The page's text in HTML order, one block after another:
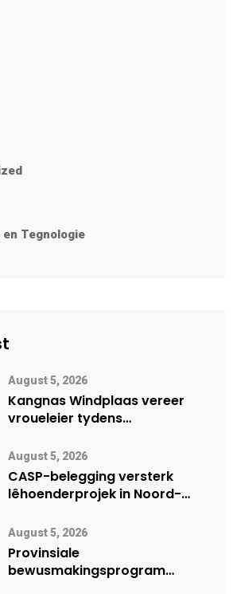
en Tegnologie
August 5, 2026
Kangnas Windplaas vereer
vroueleier tydens
August 5, 2026
CASP-belegging versterk
lêhoenderprojek in Noord-
August 5, 2026
Provinsiale
bewusmakingsprogram